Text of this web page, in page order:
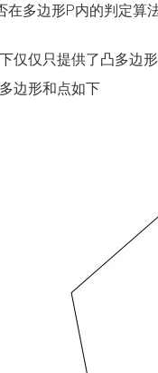
在多边形P内的判定算
仅仅只提供了凸多边
边形和点如下